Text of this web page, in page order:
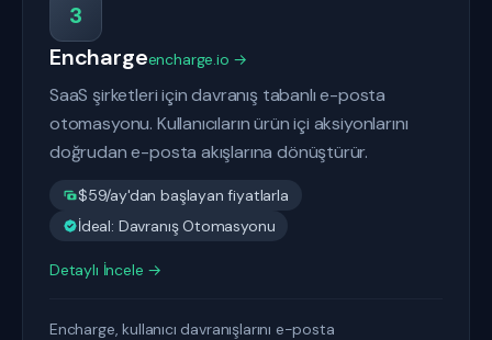
3
Enchargeencharge.io →
SaaS şirketleri için davranış tabanlı e-posta
otomasyonu. Kullanıcıların ürün içi aksiyonlarını
doğrudan e-posta akışlarına dönüştürür.
$59/ay'dan başlayan fiyatlarla
İdeal: Davranış Otomasyonu
Detaylı İncele →
Encharge, kullanıcı davranışlarını e-posta